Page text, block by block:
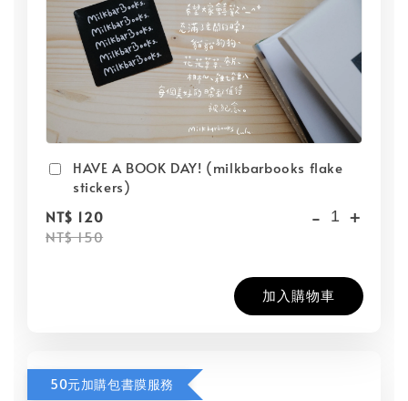
HAVE A BOOK DAY! (milkbarbooks flake
stickers)
NT$ 120
NT$ 150
- +
加入購物車
50元加購包書膜服務